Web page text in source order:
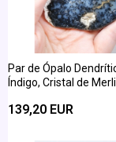
Par de Ópalo
Índigo, Cristal de
139,20 EUR